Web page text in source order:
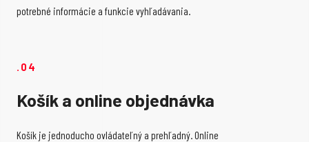
potrebné informácie a funkcie vyhľadávania.
.04
Košík a online objednávka
Košík je jednoducho ovládateľný a prehľadný. Online